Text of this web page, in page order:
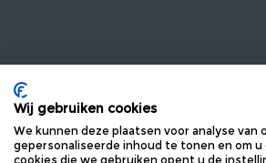
Wij gebruiken cookies
We kunnen deze plaatsen voor analyse
gepersonaliseerde inhoud te tonen en om
cookies die we gebruiken opent u de
OVER ONS
PRIVACYVERKLARING
ALGEMENE